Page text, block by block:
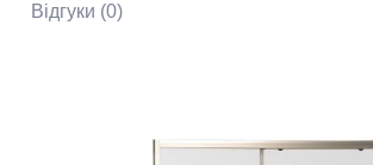
Відгуки (0)